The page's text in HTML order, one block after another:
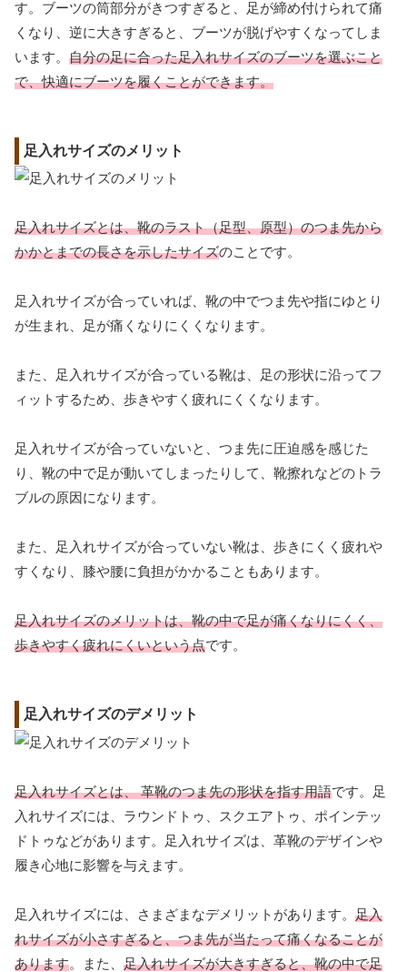
す。ブーツの筒部分がきつすぎると、足が締め付けられて痛
くなり、逆に大きすぎると、ブーツが脱げやすくなってしま
います。 自分の足に合った足入れサイズのブーツを選ぶこと
で、快適にブーツを履くことができます。
足入れサイズのメリット
足入れサイズとは、靴のラスト（足型、原型）のつま先から
かかとまでの長さを示したサイズのことです。
足入れサイズが合っていれば、靴の中でつま先や指にゆとり
が生まれ、足が痛くなりにくくなります。
また、足入れサイズが合っている靴は、足の形状に沿ってフ
ィットするため、歩きやすく疲れにくくなります。
足入れサイズが合っていないと、つま先に圧迫感を感じた
り、靴の中で足が動いてしまったりして、靴擦れなどのトラ
ブルの原因になります。
また、足入れサイズが合っていない靴は、歩きにくく疲れや
すくなり、膝や腰に負担がかかることもあります。
足入れサイズのメリットは、靴の中で足が痛くなりにくく、
歩きやすく疲れにくいという点です。
足入れサイズのデメリット
足入れサイズとは、 革靴のつま先の形状を指す用語です。足
入れサイズには、ラウンドトゥ、スクエアトゥ、ポインテッ
ドトゥなどがあります。足入れサイズは、革靴のデザインや
履き心地に影響を与えます。
足入れサイズには、さまざまなデメリットがあります。 足入
れサイズが小さすぎると、つま先が当たって痛くなることが
あります。また、 足入れサイズが大きすぎると、靴の中で足